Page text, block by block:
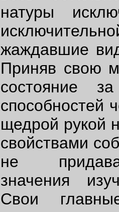
натуры
жаждавшие
Приняв свою
состояние
способностей
щедрой рукой
свойствами
не
значения
Свои